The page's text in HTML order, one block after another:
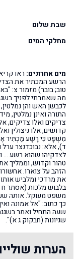
שבת שלום
מחלקי המים
מים אחרונים: ראו
הרשע המכתיר את
טוב; בובר) מזמור צ:
מה שאמרתי לפניך
לכבשן האש והן נמלטין,
התורה ואינן נמלטין,
צדיקים ואלו צדיקים,
קדושים, אלו ניצולין
מִשְׁפָּט כִּי רָשָׁע מַכְתִּיר
ד), אלא: נבוכדנצר
לצדקיהו שהוא רשע …
טהור וקדוש, וממליך
הזהב על צוארו.
את מרדכי ומלביש
בלבוש מלכות (אסתר ח
משפט מעוקל. אותה
כך כתוב: "אל אמונה
שעה התחיל ואמר
שגיונות (חבקוק ג א)".
הערות